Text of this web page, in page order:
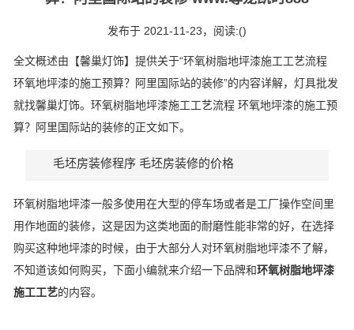
发布于 2021-11-23， 阅读:()
全文概述由【馨巢灯饰】提供关于“环氧树脂地坪漆施工工艺流程
环氧地坪漆的施工预算？阿里国际站的装修”的内容详解，灯具批发
就找馨巢灯饰。环氧树脂地坪漆施工工艺流程 环氧地坪漆的施工预
算？阿里国际站的装修的正文如下。
毛坯房装修程序 毛坯房装修的价格
环氧树脂地坪漆一般多使用在大型的停车场或者是工厂操作空间里
用作地面的装修，这是因为这类地面的耐磨性能非常的好，在选择
购买这种地坪漆的时候，由于大部分人对环氧树脂地坪漆不了解，
不知道该如何购买，下面小编就来介绍一下品牌和环氧树脂地坪漆
施工工艺的内容。